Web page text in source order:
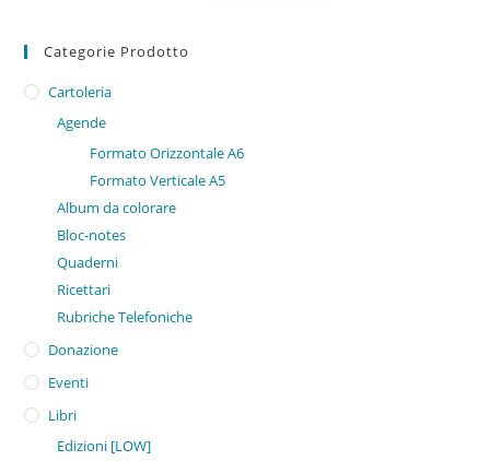
Categorie Prodotto
Cartoleria
Agende
Formato Orizzontale A6
Formato Verticale A5
Album da colorare
Bloc-notes
Quaderni
Ricettari
Rubriche Telefoniche
Donazione
Eventi
Libri
Edizioni [LOW]